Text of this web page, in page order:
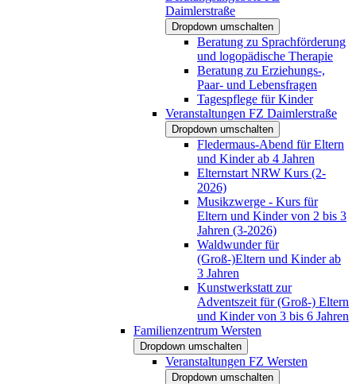
Daimlerstraße
Dropdown umschalten
Beratung zu Sprachförderung
und logopädische Therapie
Beratung zu Erziehungs-,
Paar- und Lebensfragen
Tagespflege für Kinder
Veranstaltungen FZ Daimlerstraße
Dropdown umschalten
Fledermaus-Abend für Eltern
und Kinder ab 4 Jahren
Elternstart NRW Kurs (2-
2026)
Musikzwerge - Kurs für
Eltern und Kinder von 2 bis 3
Jahren (3-2026)
Waldwunder für
(Groß-)Eltern und Kinder ab
3 Jahren
Kunstwerkstatt zur
Adventszeit für (Groß-) Eltern
und Kinder von 3 bis 6 Jahren
Familienzentrum Wersten
Dropdown umschalten
Veranstaltungen FZ Wersten
Dropdown umschalten